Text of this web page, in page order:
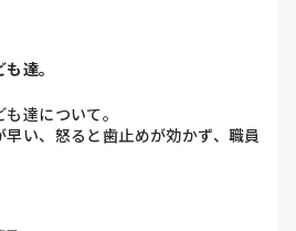
るような言葉を吐く（周囲には愛
「お前はそっちやっとけよ」とい
ョンでは、	外見についても言
ップを巻きなさい」といった発
しくないの？」「耳ついてない
個人を責めたり、羞恥心を刺激す
たです。辛い経験からいまは少しずつ
たのですね(^^)
なかったのですかね？
らないのであればされたことを、私な
るたり、一字一句言ったことを頑張っ
文句を言われたらこう言ってましたと
だなっていうイメージを植え付けます
達。
達について。
い、怒ると歯止めが効かず、職員
幼児全体の中で数人います。
す。
なんてころしてやる」